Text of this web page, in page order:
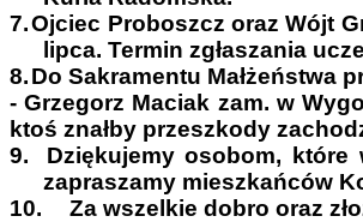
7.Ojciec Proboszcz oraz Wójt
lipca. Termin zgłaszania
8.Do Sakramentu Małżeństwa
- Grzegorz Maciak zam. w
ktoś znałby przeszkody
9.
Dziękujemy osobom, które
zapraszamy mieszkańców
10.
Za wszelkie dobro oraz